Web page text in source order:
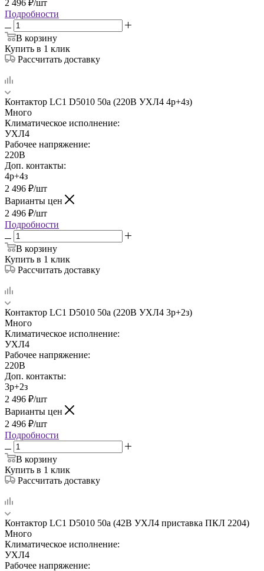
2 496 ₽/шт
Подробности
В корзину
Купить в 1 клик
Рассчитать доставку
Контактор LC1 D5010 50а (220В УХЛ4 4р+4з)
Много
Климатическое исполнение:
УХЛ4
Рабочее напряжение:
220В
Доп. контакты:
4р+4з
2 496 ₽/шт
Варианты цен
2 496 ₽/шт
Подробности
В корзину
Купить в 1 клик
Рассчитать доставку
Контактор LC1 D5010 50а (220В УХЛ4 3р+2з)
Много
Климатическое исполнение:
УХЛ4
Рабочее напряжение:
220В
Доп. контакты:
3р+2з
2 496 ₽/шт
Варианты цен
2 496 ₽/шт
Подробности
В корзину
Купить в 1 клик
Рассчитать доставку
Контактор LC1 D5010 50а (42В УХЛ4 приставка ПКЛ 2204)
Много
Климатическое исполнение:
УХЛ4
Рабочее напряжение: